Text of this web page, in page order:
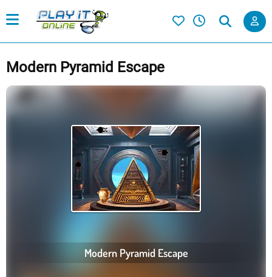
Modern Pyramid Escape
Modern Pyramid Escape